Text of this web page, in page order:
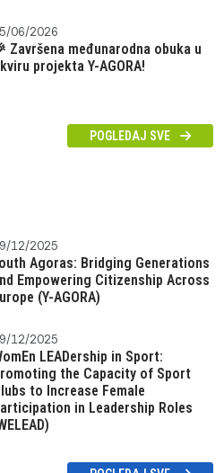
06/2026
Završena međunarodna obuka u
projekta Y-AGORA!
POGLEDAJ SVE
12/2025
Agoras: Bridging Generations
Empowering Citizenship Across
(Y-AGORA)
12/2025
LEADership in Sport:
the Capacity of Sport
to Increase Female
in Leadership Roles